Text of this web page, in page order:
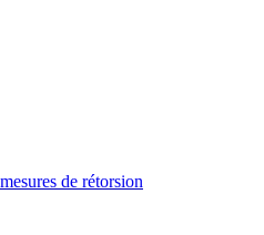
de rétorsion